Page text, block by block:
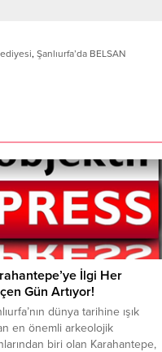
, Şanlıurfa’da BELSAN
İlgi Her
Gün Artıyor!
dünya tarihine ışık
en önemli arkeolojik
biri olan Karahantepe,